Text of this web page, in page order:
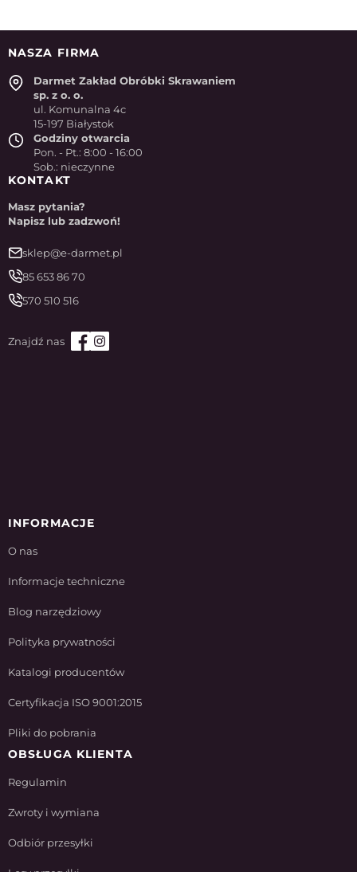
NASZA FIRMA
Darmet Zakład Obróbki Skrawaniem
sp. z o. o.
ul. Komunalna 4c
15-197 Białystok
Godziny otwarcia
Pon. - Pt.: 8:00 - 16:00
Sob.: nieczynne
KONTAKT
Masz pytania?
Napisz lub zadzwoń!
sklep@e-darmet.pl
85 653 86 70
570 510 516
INFORMACJE
O nas
Informacje techniczne
Blog narzędziowy
Polityka prywatności
Katalogi producentów
Certyfikacja ISO 9001:2015
Pliki do pobrania
OBSŁUGA KLIENTA
Regulamin
Zwroty i wymiana
Odbiór przesyłki